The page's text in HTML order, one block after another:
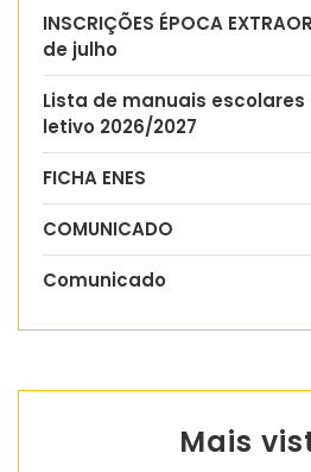
INSCRIÇÕES ÉPOCA
de julho
Lista de manuais
letivo 2026/2027
FICHA ENES
COMUNICADO
Comunicado
Mais